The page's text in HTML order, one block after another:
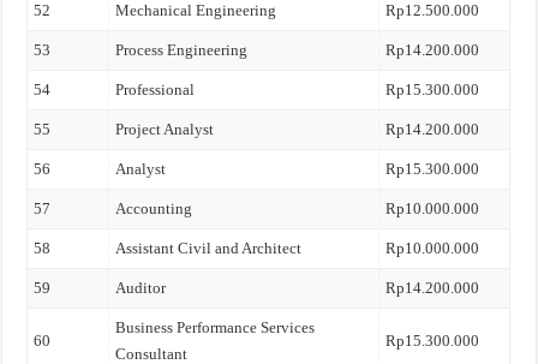
52 Mechanical Engineering Rp12.500.000
53 Process Engineering Rp14.200.000
54 Professional Rp15.300.000
55 Project Analyst Rp14.200.000
56 Analyst Rp15.300.000
57 Accounting Rp10.000.000
58 Assistant Civil and Architect Rp10.000.000
59 Auditor Rp14.200.000
60
Business Performance Services
Consultant
Rp15.300.000